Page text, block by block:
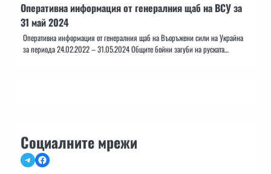
Оперативна информация от генералния щаб на ВСУ за
31 май 2024
Оперативна информация от генералния щаб на Въоръжени сили на Украйна
за периода 24.02.2022 – 31.05.2024 Общите бойни загуби на руската…
Социалните мрежи
TelegramFacebook